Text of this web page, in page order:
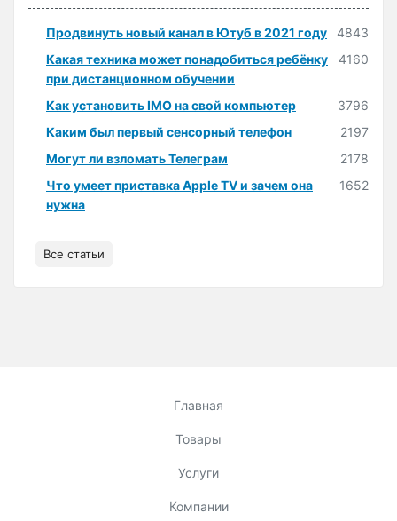
Продвинуть новый канал в Ютуб в 2021 году
4843
Какая техника может понадобиться ребёнку
при дистанционном обучении
4160
Как установить IMO на свой компьютер
3796
Каким был первый сенсорный телефон
2197
Могут ли взломать Телеграм
2178
Что умеет приставка Apple TV и зачем она
нужна
1652
Все статьи
Главная
Товары
Услуги
Компании